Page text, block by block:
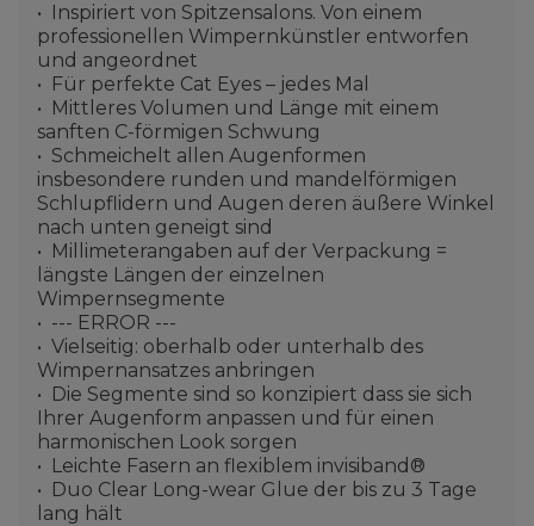
Inspiriert von Spitzensalons. Von einem
professionellen Wimpernkünstler entworfen
und angeordnet
Für perfekte Cat Eyes – jedes Mal
Mittleres Volumen und Länge mit einem
sanften C-förmigen Schwung
Schmeichelt allen Augenformen
insbesondere runden und mandelförmigen
Schlupflidern und Augen deren äußere Winkel
nach unten geneigt sind
Millimeterangaben auf der Verpackung =
längste Längen der einzelnen
Wimpernsegmente
--- ERROR ---
Vielseitig: oberhalb oder unterhalb des
Wimpernansatzes anbringen
Die Segmente sind so konzipiert dass sie sich
Ihrer Augenform anpassen und für einen
harmonischen Look sorgen
Leichte Fasern an flexiblem invisiband®
Duo Clear Long-wear Glue der bis zu 3 Tage
lang hält